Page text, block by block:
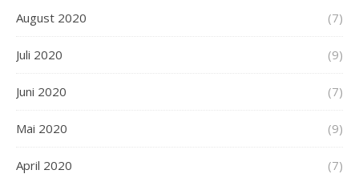
August 2020 (7)
Juli 2020 (9)
Juni 2020 (7)
Mai 2020 (9)
April 2020 (7)